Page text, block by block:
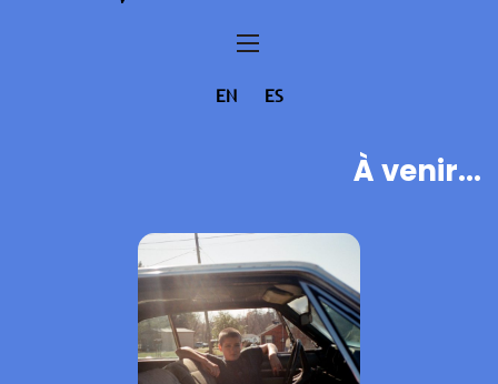
EN ES
À venir...